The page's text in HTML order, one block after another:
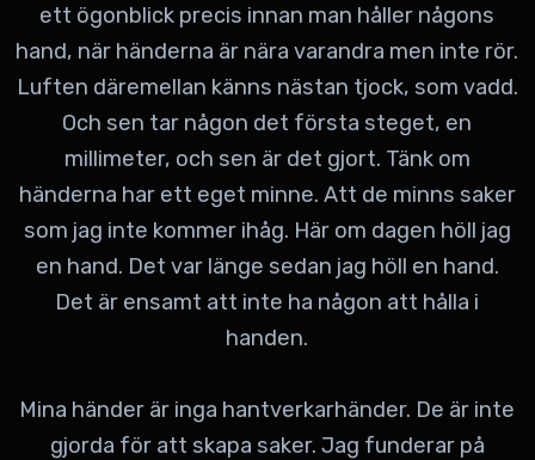
ett ögonblick precis innan man håller någons
hand, när händerna är nära varandra men inte rör.
Luften däremellan känns nästan tjock, som vadd.
Och sen tar någon det första steget, en
millimeter, och sen är det gjort. Tänk om
händerna har ett eget minne. Att de minns saker
som jag inte kommer ihåg. Här om dagen höll jag
en hand. Det var länge sedan jag höll en hand.
Det är ensamt att inte ha någon att hålla i
handen.
Mina händer är inga hantverkarhänder. De är inte
gjorda för att skapa saker. Jag funderar på